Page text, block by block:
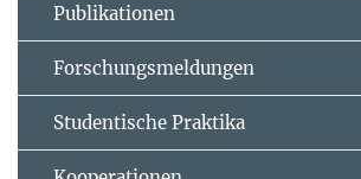
Publikationen
Forschungsmeldungen
Studentische Praktika